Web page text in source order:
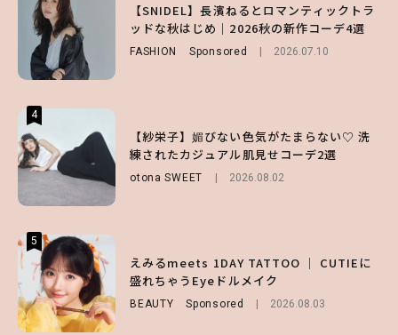
【SNIDEL】長濱ねるとロマンティックトラ
ッドな秋はじめ｜2026秋の新作コーデ4選
FASHION Sponsored 2026.07.10
4
【紗栄子】媚びない色気がたまらない♡ 洗
練されたカジュアル肌見せコーデ2選
otona SWEET 2026.08.02
5
えみるmeets 1DAY TATTOO ｜ CUTIEに
盛れちゃうEyeドルメイク
BEAUTY Sponsored 2026.08.03
第1弾の気になるメニュー＆限定グッズを総
チェック！
2026.07.31
4
【ALD1】グループの魅力＆素顔に迫る♡ 一
問一答をお届け！【sweet web独占】
ENTERTAINMENT 2026.08.03
5
【SNIDEL】長濱ねるとロマンティックトラ
ッドな秋はじめ｜2026秋の新作コーデ4選
FASHION Sponsored 2026.07.10
げなく肌見せ！透け感のニュアンスを楽しめ
るマストハブアイテム4選
4
【ハローキティ】がスシローと初コラボ♡
第1弾の気になるメニュー＆限定グッズを総
チェック！
2026.07.31
5
【夏ヘアのくずれ・うねりに】ヘアメイク夢
月直伝♡ ドライシャンプー「バティスト」
を使ったプロ級スタイリング3選
Sponsored